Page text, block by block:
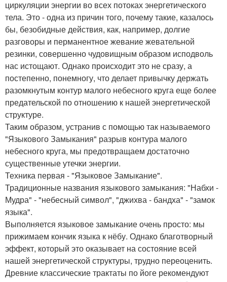
циркуляции энергии во всех потоках энергетического
тела. Это - одна из причин того, почему такие, казалось
бы, безобидные действия, как, например, долгие
разговоры и перманентное жевание жевательной
резинки, совершенно чудовищным образом исподволь
нас истощают. Однако происходит это не сразу, а
постепенно, понемногу, что делает привычку держать
разомкнутым контур малого небесного круга еще более
предательской по отношению к нашей энергетической
структуре.
Таким образом, устранив с помощью так называемого
"Языкового Замыкания" разрыв контура малого
небесного круга, мы предотвращаем достаточно
существенные утечки энергии.
Техника первая - "Языковое Замыкание".
Традиционные названия языкового замыкания: "Набхи -
Мудра" - "небесный символ", "джихва - бандха" - "замок
языка".
Выполняется языковое замыкание очень просто: мы
прижимаем кончик языка к нёбу. Однако благотворный
эффект, который это оказывает на состояние всей
нашей энергетической структуры, трудно переоценить.
Древние классические трактаты по йоге рекомендуют